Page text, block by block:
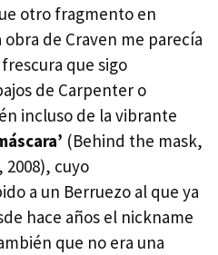
otro fragmento en
de Craven me parecía
que sigo
de Carpenter o
incluso de la vibrante
(Behind the mask,
cuyo
a un Berruezo al que ya
hace años el nickname
que no era una